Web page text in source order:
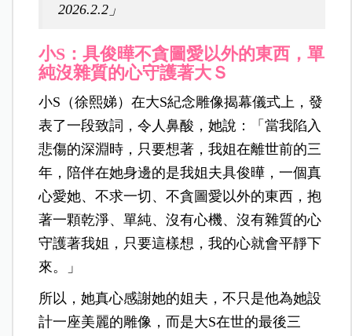
2026.2.2」
小S：具俊曄不貪圖愛以外的東西，單
純沒雜質的心守護著大Ｓ
小S（徐熙娣）在大S紀念雕像揭幕儀式上，發
表了一段致詞，令人鼻酸，她說：「當我陷入
悲傷的深淵時，只要想著，我姐在離世前的三
年，陪伴在她身邊的是我姐夫具俊曄，一個真
心愛她、不求一切、不貪圖愛以外的東西，抱
著一顆乾淨、單純、沒有心機、沒有雜質的心
守護著我姐，只要這樣想，我的心就會平靜下
來。」
所以，她真心感謝她的姐夫，不只是他為她設
計一座美麗的雕像，而是大S在世的最後三